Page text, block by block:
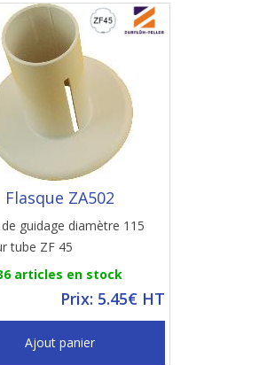
Flasque ZA502
guidage diamètre 115
tube ZF 45
articles en stock
Prix: 5.45€ HT
Ajout panier